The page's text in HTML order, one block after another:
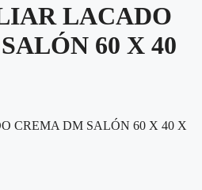
LACADO
60 X 40
CREMA DM SALÓN 60 X 40 X